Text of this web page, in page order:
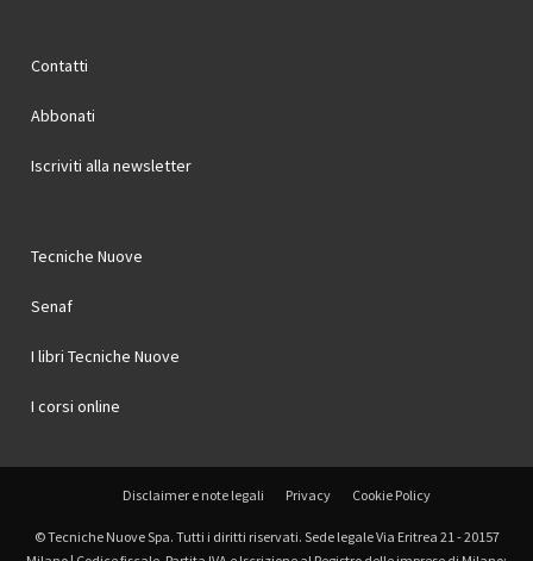
Contatti
Abbonati
Iscriviti alla newsletter
Tecniche Nuove
Senaf
I libri Tecniche Nuove
I corsi online
Disclaimer e note legali Privacy Cookie Policy
© Tecniche Nuove Spa. Tutti i diritti riservati. Sede legale Via Eritrea 21 - 20157